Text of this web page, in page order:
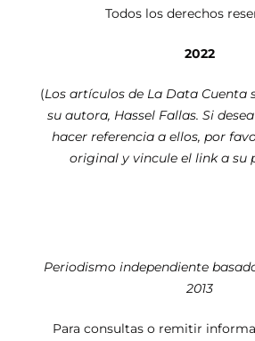
Todos los derechos
2022
(Los artículos de La Data Cuenta
su autora, Hassel Fallas. Si
hacer referencia a ellos, por
original y vincule el link a su
Periodismo independiente
2013
Para consultas o remitir